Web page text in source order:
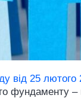
від 25
фундаменту –